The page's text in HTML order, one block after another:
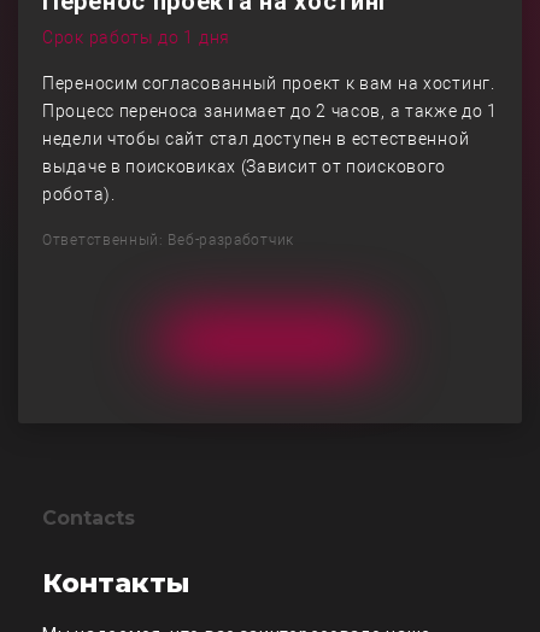
Срок работы до 1 дня
Переносим согласованный проект к вам на хостинг.
Процесс переноса занимает до 2 часов, а также до 1
недели чтобы сайт стал доступен в естественной
выдаче в поисковиках (Зависит от поискового
робота).
Ответственный: Веб-разработчик
Contacts
Контакты